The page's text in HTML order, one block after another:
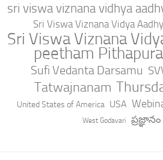
sri viswa viznana vidhya
Sri Viswa Viznana Vidya
Sri Viswa Viznana
peetham
Sufi Vedanta Darsamu
Tatwajnanam
United States of America USA
West Godavari